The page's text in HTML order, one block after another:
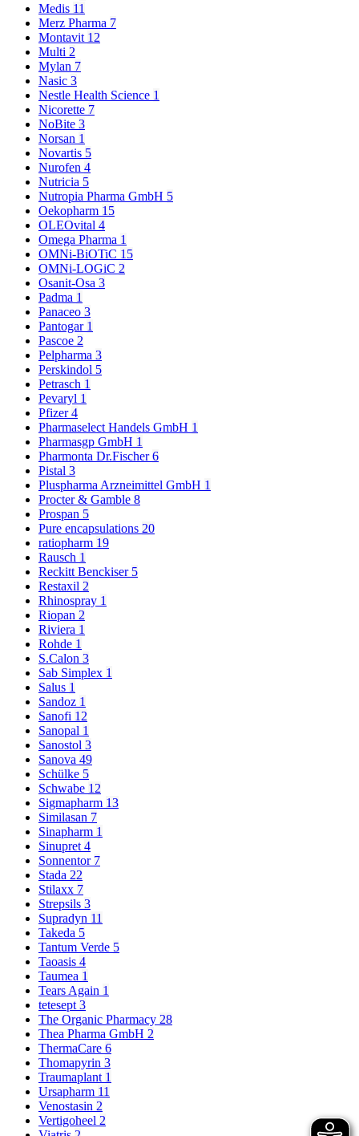
Medis 11
Merz Pharma 7
Montavit 12
Multi 2
Mylan 7
Nasic 3
Nestle Health Science 1
Nicorette 7
NoBite 3
Norsan 1
Novartis 5
Nurofen 4
Nutricia 5
Nutropia Pharma GmbH 5
Oekopharm 15
OLEOvital 4
Omega Pharma 1
OMNi-BiOTiC 15
OMNi-LOGiC 2
Osanit-Osa 3
Padma 1
Panaceo 3
Pantogar 1
Pascoe 2
Pelpharma 3
Perskindol 5
Petrasch 1
Pevaryl 1
Pfizer4
Pharmaselect Handels GmbH 1
Pharmasgp GmbH 1
Pharmonta Dr.Fischer6
Pistal 3
Pluspharma Arzneimittel GmbH 1
Procter & Gamble 8
Prospan 5
Pure encapsulations 20
ratiopharm 19
Rausch 1
Reckitt Benckiser 5
Restaxil 2
Rhinospray 1
Riopan 2
Riviera 1
Rohde 1
S.Calon 3
Sab Simplex 1
Salus 1
Sandoz 1
Sanofi 12
Sanopal 1
Sanostol 3
Sanova 49
Schülke 5
Schwabe 12
Sigmapharm 13
Similasan 7
Sinapharm 1
Sinupret 4
Sonnentor 7
Stada 22
Stilaxx 7
Strepsils 3
Supradyn 11
Takeda 5
Tantum Verde 5
Taoasis 4
Taumea 1
Tears Again 1
tetesept 3
The Organic Pharmacy 28
Thea Pharma GmbH 2
ThermaCare 6
Thomapyrin 3
Traumaplant 1
Ursapharm 11
Venostasin 2
Vertigoheel 2